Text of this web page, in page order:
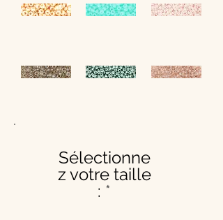
Sélectionne
z votre taille
: